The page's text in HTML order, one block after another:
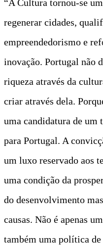
“A Cultura tornou-se
regenerar cidades,
empreendedorismo e
inovação. Portugal não
riqueza através da
criar através dela.
uma candidatura de
para Portugal. A
um luxo reservado aos
uma condição da
do desenvolvimento
causas. Não é apenas
também uma política